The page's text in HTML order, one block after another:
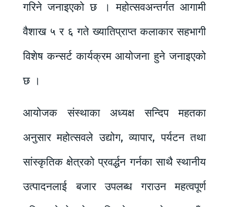
गरिने जनाइएको छ । महोत्सवअन्तर्गत आगामी
वैशाख ५ र ६ गते ख्यातिप्राप्त कलाकार सहभागी
विशेष कन्सर्ट कार्यक्रम आयोजना हुने जनाइएको
छ ।
आयोजक संस्थाका अध्यक्ष सन्दिप महतका
अनुसार महोत्सवले उद्योग, व्यापार, पर्यटन तथा
सांस्कृतिक क्षेत्रको प्रवर्द्धन गर्नका साथै स्थानीय
उत्पादनलाई बजार उपलब्ध गराउन महत्वपूर्ण